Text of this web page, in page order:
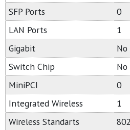
SFP Ports
0
LAN Ports
1
Gigabit
No
Switch Chip
No
MiniPCI
0
Integrated Wireless
1
Wireless Standarts